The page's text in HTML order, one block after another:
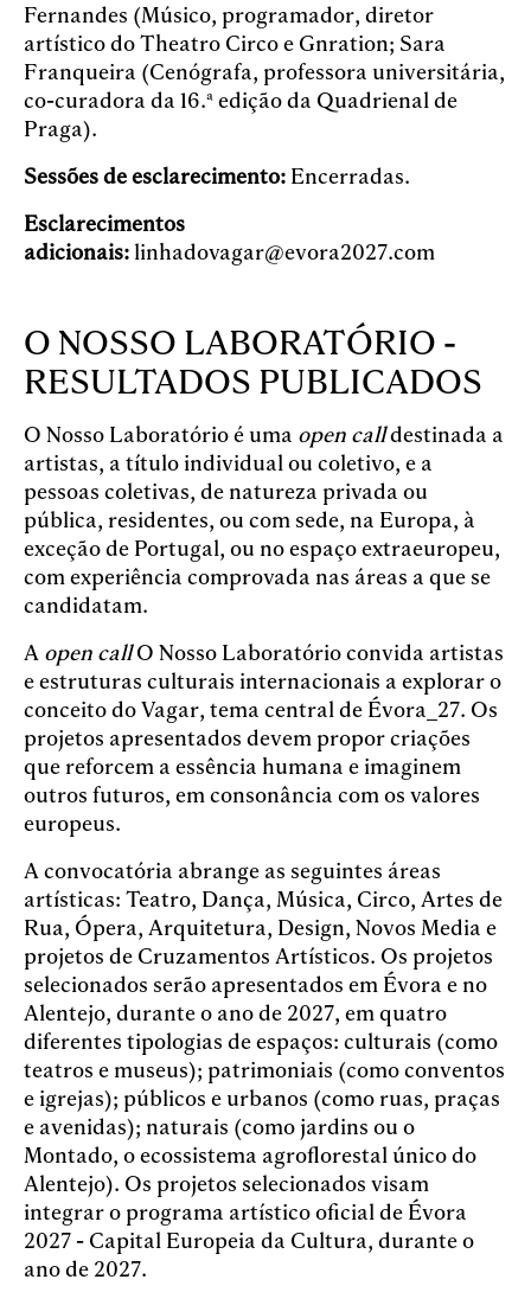
Fernandes (Músico, programador, diretor
artístico do Theatro Circo e Gnration; Sara
Franqueira (Cenógrafa, professora universitária,
co-curadora da 16.ª edição da Quadrienal de
Praga).
Sessões de esclarecimento: Encerradas.
Esclarecimentos
adicionais: linhadovagar@evora2027.com
O NOSSO LABORATÓRIO -
RESULTADOS PUBLICADOS
O Nosso Laboratório é uma open calldestinada a
artistas, a título individual ou coletivo, e a
pessoas coletivas, de natureza privada ou
pública, residentes, ou com sede, na Europa, à
exceção de Portugal, ou no espaço extraeuropeu,
com experiência comprovada nas áreas a que se
candidatam.
A open callO Nosso Laboratório convida artistas
e estruturas culturais internacionais a explorar o
conceito do Vagar, tema central de Évora_27. Os
projetos apresentados devem propor criações
que reforcem a essência humana e imaginem
outros futuros, em consonância com os valores
europeus.
A convocatória abrange as seguintes áreas
artísticas: Teatro, Dança, Música, Circo, Artes de
Rua, Ópera, Arquitetura, Design, Novos Media e
projetos de Cruzamentos Artísticos. Os projetos
selecionados serão apresentados em Évora e no
Alentejo, durante o ano de 2027, em quatro
diferentes tipologias de espaços: culturais (como
teatros e museus); patrimoniais (como conventos
e igrejas); públicos e urbanos (como ruas, praças
e avenidas); naturais (como jardins ou o
Montado, o ecossistema agroflorestal único do
Alentejo). Os projetos selecionados visam
integrar o programa artístico oficial de Évora
2027 - Capital Europeia da Cultura, durante o
ano de 2027.